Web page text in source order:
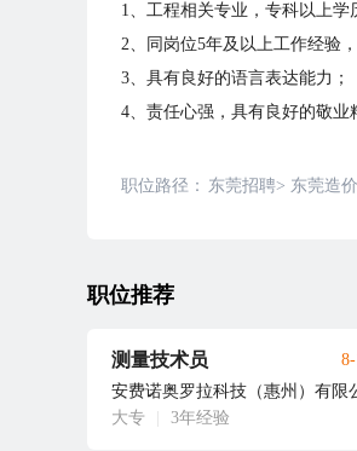
1、工程相关专业，专科以上学
2、同岗位5年及以上工作经验
3、具有良好的语言表达能力；
4、责任心强，具有良好的敬业
职位路径： 东莞招聘> 东莞造
职位推荐
测量技术员
安费诺奥罗拉科技（惠州）有限
大专
3年经验